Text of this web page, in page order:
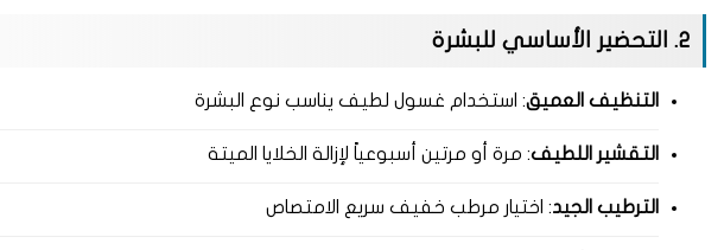
2. التحضير الأساسي للبشرة
التنظيف العميق: استخدام غسول لطيف يناسب نوع البشرة
التقشير اللطيف: مرة أو مرتين أسبوعياً لإزالة الخلايا الميتة
الترطيب الجيد: اختيار مرطب خفيف سريع الامتصاص